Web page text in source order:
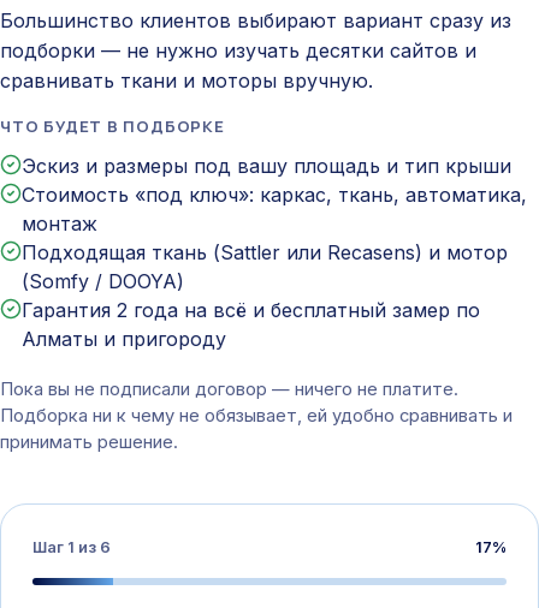
Большинство клиентов выбирают вариант сразу из
подборки — не нужно изучать десятки сайтов и
сравнивать ткани и моторы вручную.
ЧТО БУДЕТ В ПОДБОРКЕ
Эскиз и размеры под вашу площадь и тип крыши
Стоимость «под ключ»: каркас, ткань, автоматика,
монтаж
Подходящая ткань (Sattler или Recasens) и мотор
(Somfy / DOOYA)
Гарантия 2 года на всё и бесплатный замер по
Алматы и пригороду
Пока вы не подписали договор — ничего не платите.
Подборка ни к чему не обязывает, ей удобно сравнивать и
принимать решение.
Шаг 1 из 6 17%